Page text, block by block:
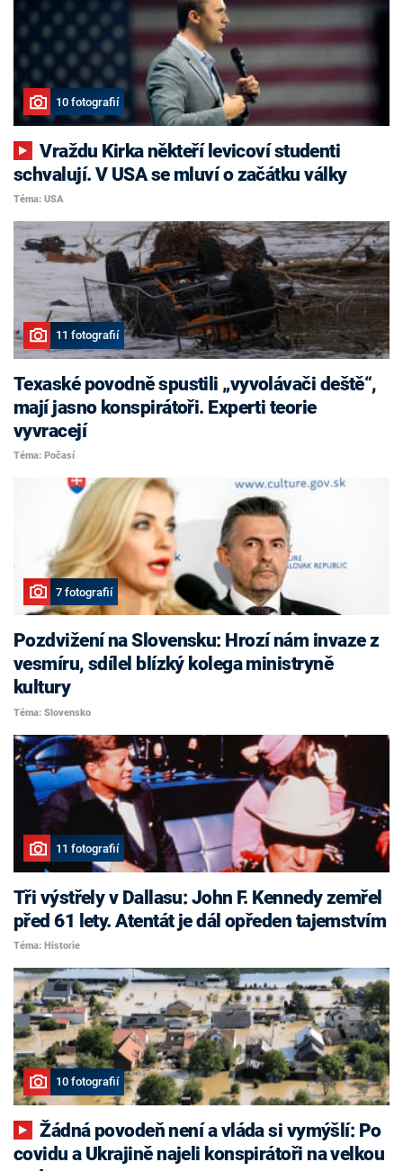
10 fotografií
Vraždu Kirka někteří levicoví studenti
schvalují. V USA se mluví o začátku války
Téma: USA
11 fotografií
Texaské povodně spustili „vyvolávači deště“,
mají jasno konspirátoři. Experti teorie
vyvracejí
Téma: Počasí
7 fotografií
Pozdvižení na Slovensku: Hrozí nám invaze z
vesmíru, sdílel blízký kolega ministryně
kultury
Téma: Slovensko
11 fotografií
Tři výstřely v Dallasu: John F. Kennedy zemřel
před 61 lety. Atentát je dál opředen tajemstvím
Téma: Historie
10 fotografií
Žádná povodeň není a vláda si vymýšlí: Po
covidu a Ukrajině najeli konspirátoři na velkou